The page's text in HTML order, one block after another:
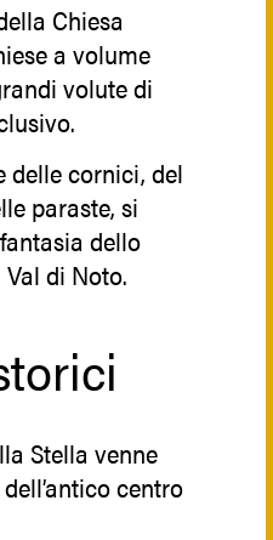
Chiesa
a volume
volute di
delle cornici, del
paraste, si
dello
di Noto.
Stella venne
centro